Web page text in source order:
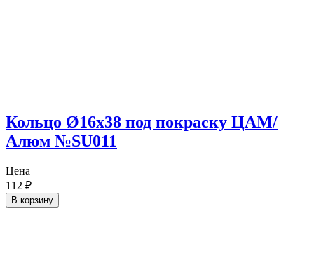
Кольцо Ø16х38 под покраску ЦАМ/
Алюм №SU011
Цена
112 ₽
В корзину